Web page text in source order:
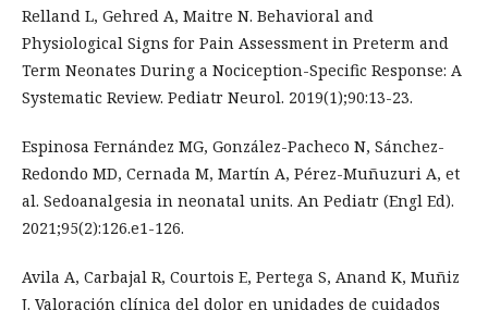
Relland L, Gehred A, Maitre N. Behavioral and
Physiological Signs for Pain Assessment in Preterm and
Term Neonates During a Nociception-Specific Response: A
Systematic Review. Pediatr Neurol. 2019(1);90:13-23.
Espinosa Fernández MG, González-Pacheco N, Sánchez-
Redondo MD, Cernada M, Martín A, Pérez-Muñuzuri A, et
al. Sedoanalgesia in neonatal units. An Pediatr (Engl Ed).
2021;95(2):126.e1-126.
Avila A, Carbajal R, Courtois E, Pertega S, Anand K, Muñiz
J. Valoración clínica del dolor en unidades de cuidados